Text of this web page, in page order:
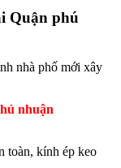
Quận phú
nhà phố mới xây
nhuận
toàn, kính ép keo